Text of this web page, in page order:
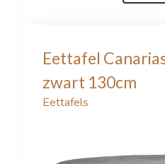
Eettafel
zwart 130cm
Eettafels